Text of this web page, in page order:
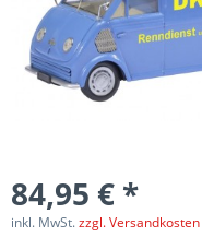
84,95 € *
inkl. MwSt.zzgl. Versandkosten